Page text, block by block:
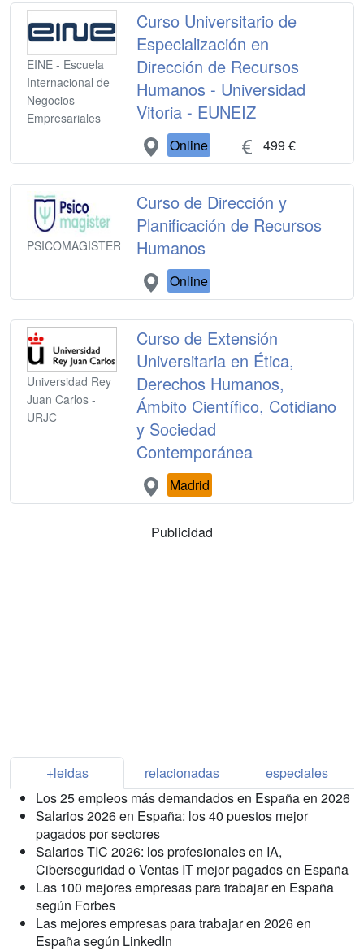
EINE - Escuela
Internacional de
Negocios
Empresariales
Curso Universitario de
Especialización en
Dirección de Recursos
Humanos - Universidad
Vitoria - EUNEIZ
Online 499 €
PSICOMAGISTER
Curso de Dirección y
Planificación de Recursos
Humanos
Online
Universidad Rey
Juan Carlos -
URJC
Curso de Extensión
Universitaria en Ética,
Derechos Humanos,
Ámbito Científico, Cotidiano
y Sociedad
Contemporánea
Madrid
Publicidad
+leidas relacionadas
especiales
Los 25 empleos más demandados en España en 2026
Salarios 2026 en España: los 40 puestos mejor
pagados por sectores
Salarios TIC 2026: los profesionales en IA,
Ciberseguridad o Ventas IT mejor pagados en España
Las 100 mejores empresas para trabajar en España
según Forbes
Las mejores empresas para trabajar en 2026 en
España según LinkedIn